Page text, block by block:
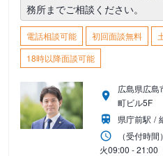
務所までご相談ください。
電話相談可能 初回面談無料
18時以降面談可能
広島県広島
町ビル5F
県庁前駅
（受付時間）
火09:00 - 21:00